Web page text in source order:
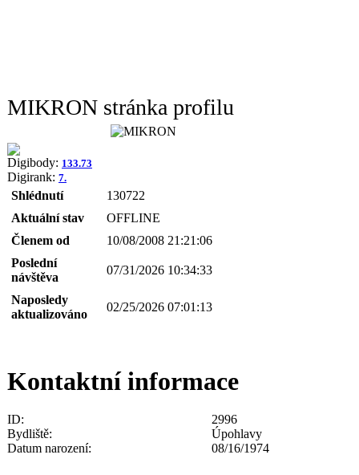
MIKRON stránka profilu
Digibody: 133.73
Digirank: 7.
Shlédnutí
130722
Aktuální stav
OFFLINE
Členem od
10/08/2008 21:21:06
Poslední
návštěva
07/31/2026 10:34:33
Naposledy
aktualizováno
02/25/2026 07:01:13
Kontaktní informace
ID:
2996
Bydliště:
Úpohlavy
Datum narození:
08/16/1974